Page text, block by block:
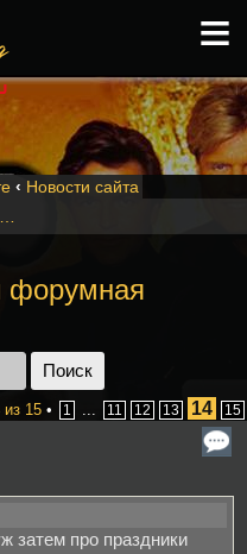
‹ Новости сайта
форумная
из 15 • 1 11 12 13 14 15
затем про праздники
≡